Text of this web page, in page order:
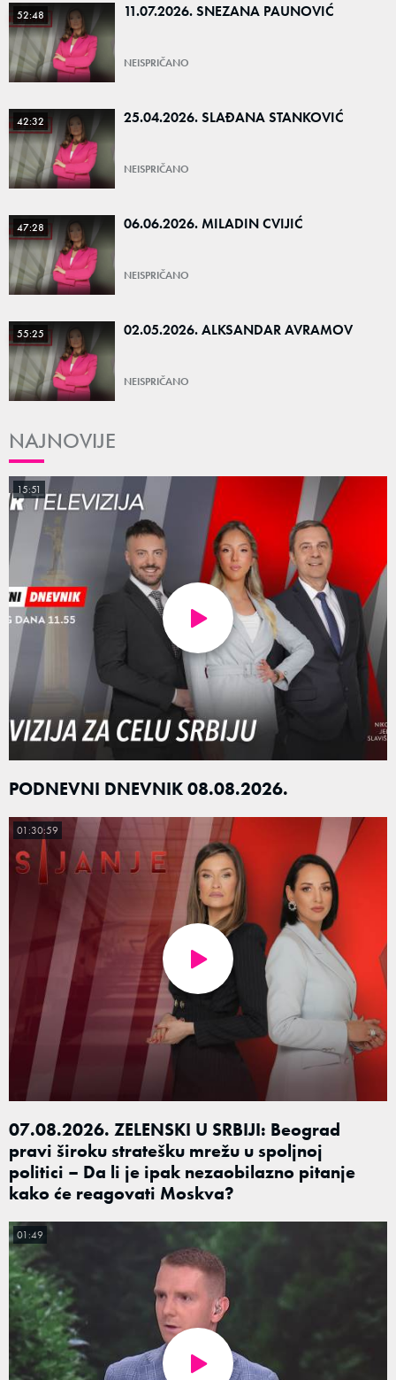
52:48 11.07.2026. SNEZANA PAUNOVIĆ
NEISPRIČANO
42:32 25.04.2026. SLAĐANA STANKOVIĆ
NEISPRIČANO
47:28 06.06.2026. MILADIN CVIJIĆ
NEISPRIČANO
55:25 02.05.2026. ALKSANDAR AVRAMOV
NEISPRIČANO
NAJNOVIJE
PODNEVNI DNEVNIK 08.08.2026.
15:51
07.08.2026. ZELENSKI U SRBIJI: Beograd
pravi široku stratešku mrežu u spoljnoj
politici – Da li je ipak nezaobilazno pitanje
kako će reagovati Moskva?
01:30:59
01:49